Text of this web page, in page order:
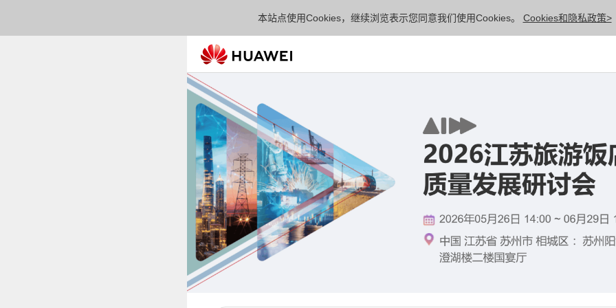
本站点使用Cookies，继续浏览表示您同意我们使用Cookies。 Cookies和隐私政策>